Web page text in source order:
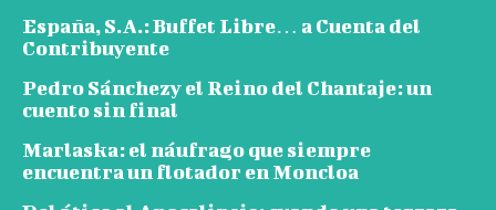
España, S.A.: Buffet Libre… a Cuenta del
Contribuyente
Pedro Sánchezy el Reino del Chantaje: un
cuento sin final
Marlaska: el náufrago que siempre
encuentra un flotador en Moncloa